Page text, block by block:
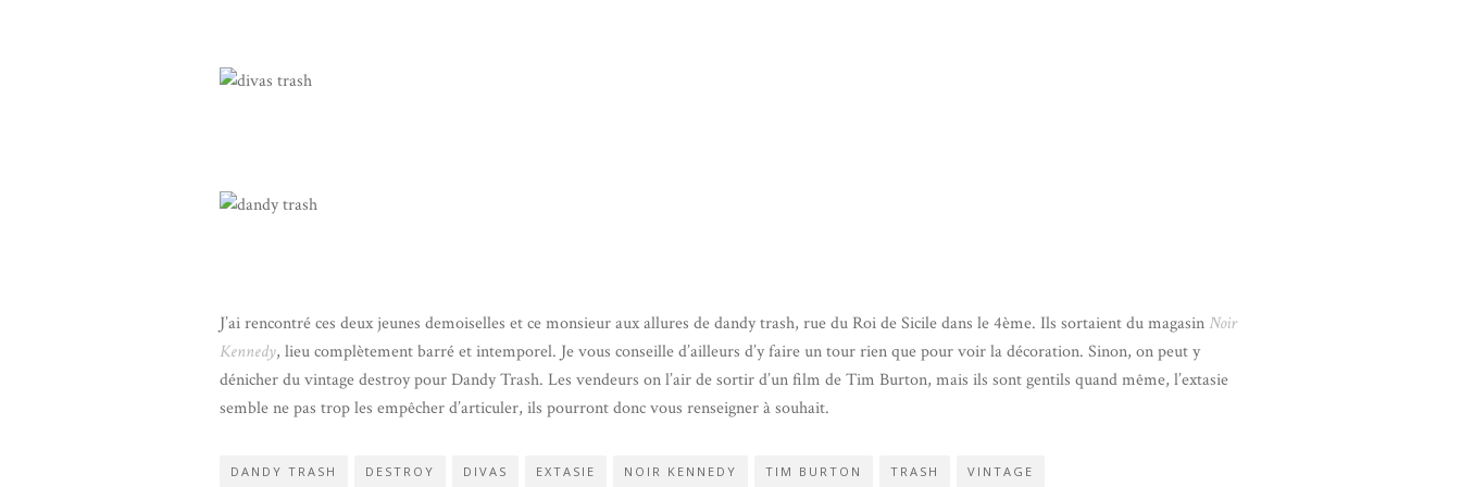
J’ai rencontré ces deux jeunes demoiselles et ce monsieur aux allures de dandy trash, rue du Roi de Sicile dans le 4ème. Ils sortaient du magasin Noir
Kennedy, lieu complètement barré et intemporel. Je vous conseille d’ailleurs d’y faire un tour rien que pour voir la décoration. Sinon, on peut y
dénicher du vintage destroy pour Dandy Trash. Les vendeurs on l’air de sortir d’un film de Tim Burton, mais ils sont gentils quand même, l’extasie
semble ne pas trop les empêcher d’articuler, ils pourront donc vous renseigner à souhait.
DANDY TRASH DESTROY DIVAS EXTASIE NOIR KENNEDY TIM BURTON TRASH VINTAGE